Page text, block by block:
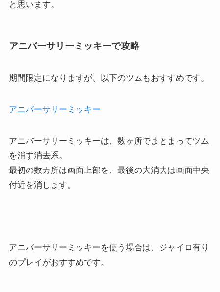
と思います。
アニバーサリーミッキーで攻略
期間限定になりますが、以下のツムもおすすめです。
アニバーサリーミッキー
アニバーサリーミッキーは、数ヶ所でまとまってツム
を消す消去系。
最初の数カ所は画面上部を、最後の大消去は画面中央
付近を消します。
アニバーサリーミッキーを使う場合は、ジャイロ有り
のプレイがおすすめです。